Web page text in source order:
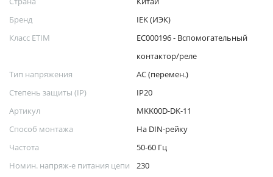
Бренд
IEK (ИЭК)
Класс ETIM
EC000196 - Вспомогательный
контактор/реле
Тип напряжения
AC (перемен.)
Степень защиты (IP)
IP20
Артикул
MKK00D-DK-11
Способ монтажа
На DIN-рейку
Частота
50-60 Гц
Номин. напряж-е питания цепи
230